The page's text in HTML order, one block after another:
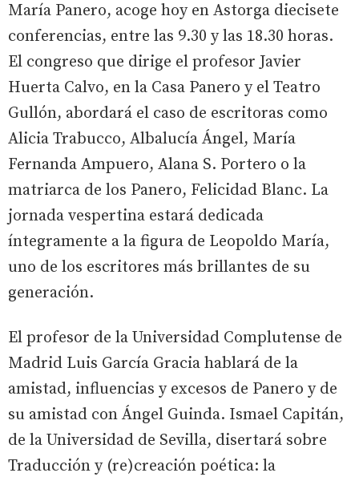
María Panero, acoge hoy en Astorga diecisete
conferencias, entre las 9.30 y las 18.30 horas.
El congreso que dirige el profesor Javier
Huerta Calvo, en la Casa Panero y el Teatro
Gullón, abordará el caso de escritoras como
Alicia Trabucco, Albalucía Ángel, María
Fernanda Ampuero, Alana S. Portero o la
matriarca de los Panero, Felicidad Blanc. La
jornada vespertina estará dedicada
íntegramente a la figura de Leopoldo María,
uno de los escritores más brillantes de su
generación.
El profesor de la Universidad Complutense de
Madrid Luis García Gracia hablará de la
amistad, influencias y excesos de Panero y de
su amistad con Ángel Guinda. Ismael Capitán,
de la Universidad de Sevilla, disertará sobre
Traducción y (re)creación poética: la